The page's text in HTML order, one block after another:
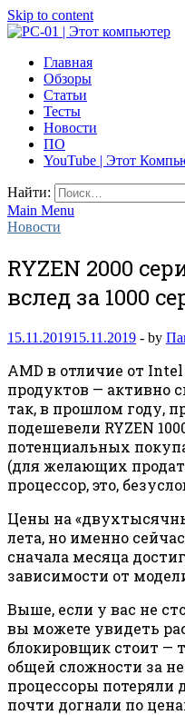
Skip to content
PC-01 | Этот компьютер
Компьютерные новости
Главная
Обзоры
Статьи
Тесты
Новости
ПО
YouTube | Этот
Найти:
Main Menu
Новости
RYZEN 2000
вслед за 1000
15.11.201915.11.2019 - by
AMD в отличие от
продуктов — активно
так, в прошлом году,
подешевели RYZEN
потенциальных
(для желающих
процессор, это,
Цены на
лета, но именно
сначала месяца
зависимости от
Выше, если у вас не
вы можете увидеть
блокировщик стоит —
общей сложности за
процессоры потеряли
почти догнали по